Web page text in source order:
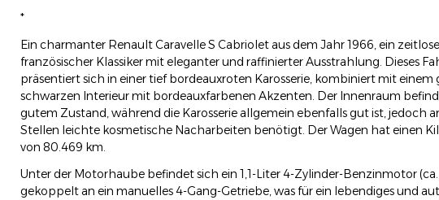
*
Ein charmanter Renault Caravelle S Cabriolet aus dem Jahr 1966, ein
französischer Klassiker mit eleganter und raffinierter Ausstrahlung. Dieses
präsentiert sich in einer tief bordeauxroten Karosserie, kombiniert mit
schwarzen Interieur mit bordeauxfarbenen Akzenten. Der Innenraum
gutem Zustand, während die Karosserie allgemein ebenfalls gut ist, jedoch
Stellen leichte kosmetische Nacharbeiten benötigt. Der Wagen hat einen
von 80.469 km.
Unter der Motorhaube befindet sich ein 1,1-Liter 4-Zylinder-Benzinmotor (ca.
gekoppelt an ein manuelles 4-Gang-Getriebe, was für ein lebendiges und